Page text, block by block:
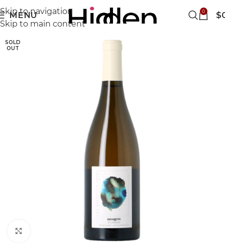
Skip to navigation
Skip to main content
MENU 0 $
SOLD
OUT